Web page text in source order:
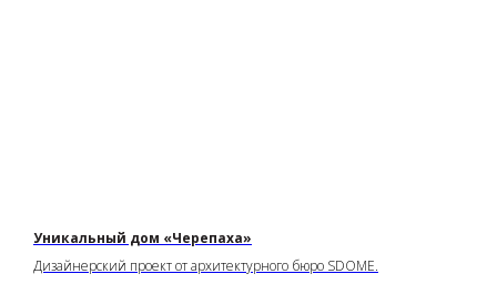
Уникальный дом «Черепаха»
Дизайнерский проект от архитектурного бюро SDOME.